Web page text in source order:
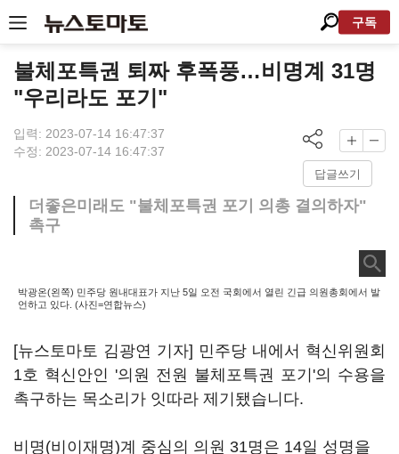
구독
불체포특권 퇴짜 후폭풍…비명계 31명
"우리라도 포기"
입력: 2023-07-14 16:47:37
수정: 2023-07-14 16:47:37
답글쓰기
더좋은미래도 "불체포특권 포기 의총 결의하자"
촉구
박광온(왼쪽) 민주당 원내대표가 지난 5일 오전 국회에서 열린 긴급 의원총회에서 발
언하고 있다. (사진=연합뉴스)
[뉴스토마토 김광연 기자] 민주당 내에서 혁신위원회
1호 혁신안인 '의원 전원 불체포특권 포기'의 수용을
촉구하는 목소리가 잇따라 제기됐습니다.
비명(비이재명)계 중심의 의원 31명은 14일 성명을